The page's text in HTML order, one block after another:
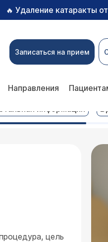
🔥 Удаление катаракты
Записаться на прием
Направления
информация
цель